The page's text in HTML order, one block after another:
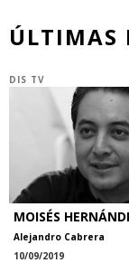
ÚLTIMAS
DIS TV
MOISÉS
Alejandro Cabrera
10/09/2019